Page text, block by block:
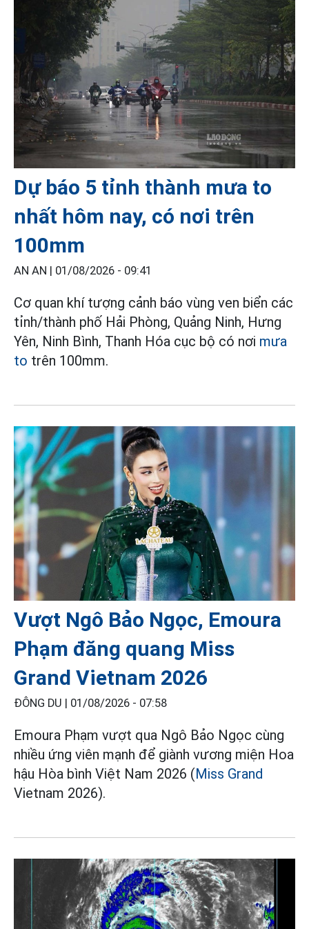
Dự báo 5 tỉnh thành mưa to
nhất hôm nay, có nơi trên
100mm
AN AN | 01/08/2026 - 09:41
Cơ quan khí tượng cảnh báo vùng ven biển các
tỉnh/thành phố Hải Phòng, Quảng Ninh, Hưng
Yên, Ninh Bình, Thanh Hóa cục bộ có nơi mưa
to trên 100mm.
Vượt Ngô Bảo Ngọc, Emoura
Phạm đăng quang Miss
Grand Vietnam 2026
ĐÔNG DU | 01/08/2026 - 07:58
Emoura Phạm vượt qua Ngô Bảo Ngọc cùng
nhiều ứng viên mạnh để giành vương miện Hoa
hậu Hòa bình Việt Nam 2026 (Miss Grand
Vietnam 2026).